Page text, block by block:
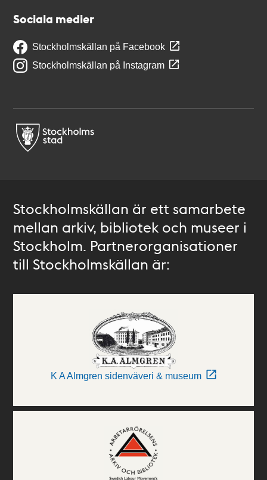
Sociala medier
Stockholmskällan på Facebook
Stockholmskällan på Instagram
Stockholmskällan är ett samarbete
mellan arkiv, bibliotek och museer i
Stockholm. Partnerorganisationer
till Stockholmskällan är:
K A Almgren sidenväveri & museum